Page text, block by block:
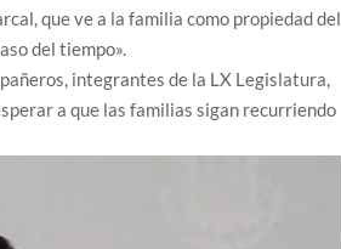
que ve a la familia como propiedad del
del tiempo».
integrantes de la LX Legislatura,
a que las familias sigan recurriendo